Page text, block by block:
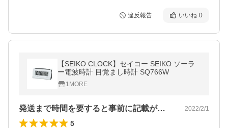
違反報告 いいね 0
【SEIKO CLOCK】セイコー SEIKO ソーラ
ー電波時計 目覚まし時計 SQ766W
1MORE
発送まで時間を要すると事前に記載があり… 2022/2/1
5